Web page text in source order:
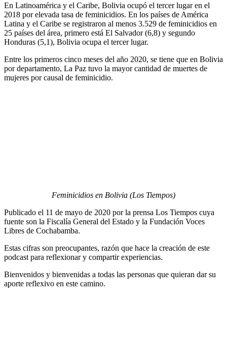
En Latinoamérica y el Caribe, Bolivia ocupó el tercer lugar en el
2018 por elevada tasa de feminicidios. En los países de América
Latina y el Caribe se registraron al menos 3.529 de feminicidios en
25 países del área, primero está El Salvador (6,8) y segundo
Honduras (5,1), Bolivia ocupa el tercer lugar.
Entre los primeros cinco meses del año 2020, se tiene que en Bolivia
por departamento, La Paz tuvo la mayor cantidad de muertes de
mujeres por causal de feminicidio.
Feminicidios en Bolivia (Los Tiempos)
Publicado el 11 de mayo de 2020 por la prensa Los Tiempos cuya
fuente son la Fiscalía General del Estado y la Fundación Voces
Libres de Cochabamba.
Estas cifras son preocupantes, razón que hace la creación de este
podcast para reflexionar y compartir experiencias.
Bienvenidos y bienvenidas a todas las personas que quieran dar su
aporte reflexivo en este camino.